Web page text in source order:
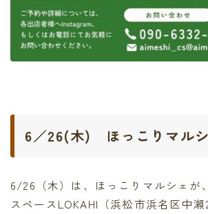
6／26(木) ほっこりマル
6/26（木）は、ほっこりマルシェが
スペースLOKAHI（浜松市浜名区中